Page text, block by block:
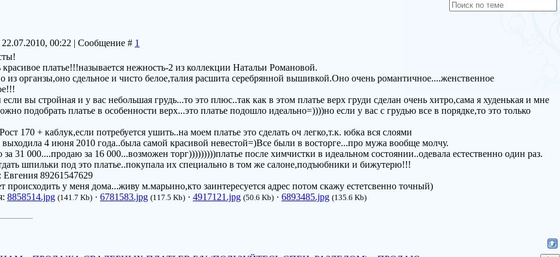
22.07.2010, 00:22 | Сообщение # 1
платье!!!называется нежность-2 из коллекции Натальи Романовой.
из органзы,оно сдельное и чисто белое,талия расшита серебрянной вышивкой.Оно очень романтичное....женственное
если вы стройная и у вас небольшая грудь...то это плюс..так как в этом платье верх груди сделан очень хитро,сама я худенькая и мне
подобрать платье в особенности верх...это платье подошло идеально=))))но если у вас с грудью все в порядке,то это только
170 + каблук,если потребуется ушить..на моем платье это сделать оч легко,т.к. юбка вся слоями
4 июня 2010 года..была самой красивой невестой=)Все были в восторге...про мужа вообще молчу.
за 31 000....продаю за 16 000...возможен торг)))))))))платье после химчистки в идеальном состоянии..одевала естественно один раз.
шпильки под это платье..покупала их специально в том же салоне,подъюбники и бижутерю!!!
89261547629
происходить у меня дома...живу м.марьино,кто заинтересуется адрес потом скажу естетсвенно точный)
8858514.jpg (141.7 Kb) · 6781583.jpg (117.5 Kb) · 4917121.jpg (50.6 Kb) · 6893485.jpg (135.6 Kb)